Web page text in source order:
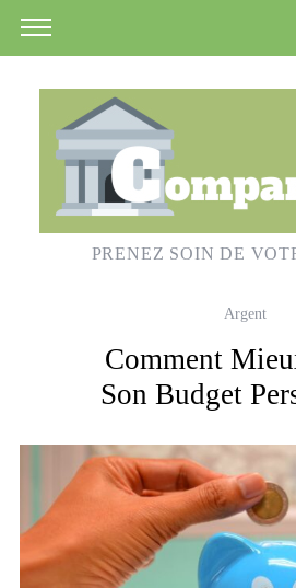
PRENEZ SOIN DE
Argent
Comment
Son Budget